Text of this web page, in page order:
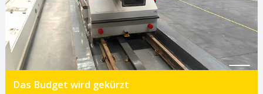
Das Budget wird gekürzt